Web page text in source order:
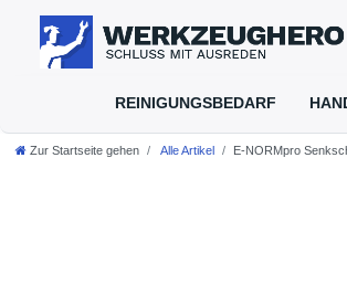
REINIGUNGSBEDARF
Zur Startseite gehen Alle Artikel E-NORMpro